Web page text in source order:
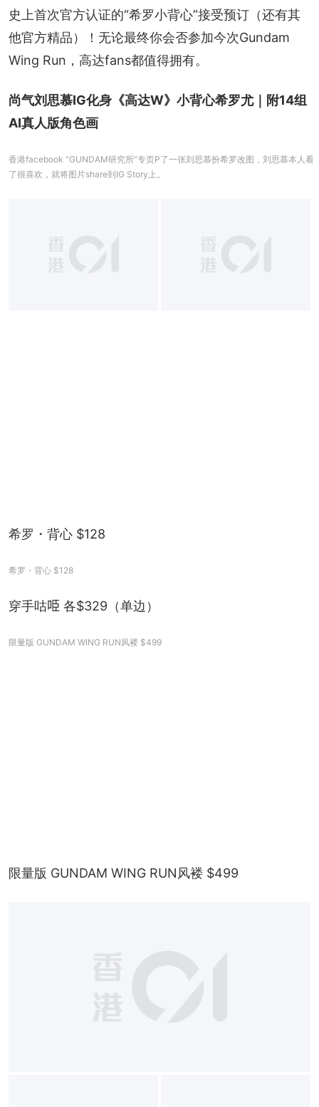
史上首次官方认证的“希罗小背心”接受预订（还有其
他官方精品）！无论最终你会否参加今次Gundam
Wing Run，高达fans都值得拥有。
尚气刘思慕IG化身《高达W》小背心希罗尤｜附14组
AI真人版角色画
香港facebook “GUNDAM研究所”专页P了一张刘思慕扮希罗改图，刘思慕本人看
了很喜欢，就将图片share到IG Story上。
希罗・背心 $128
希罗・背心 $128
穿手咕𠱸 各$329（单边）
限量版 GUNDAM WING RUN风褛 $499
限量版 GUNDAM WING RUN风褛 $499